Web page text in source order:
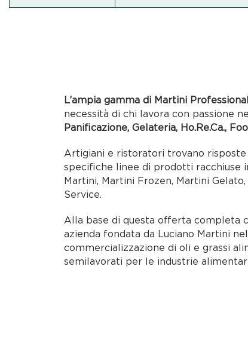
L’ampia gamma di Martini Professional
necessità di chi lavora con passione
Panificazione, Gelateria, Ho.Re.Ca.,
Artigiani e ristoratori trovano
specifiche linee di prodotti racchiuse
Martini, Martini Frozen, Martini
Service.
Alla base di questa offerta completa
azienda fondata da Luciano Martini
commercializzazione di oli e grassi
semilavorati per le industrie